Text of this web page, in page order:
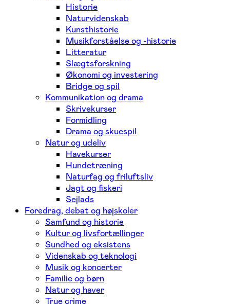
Historie
Naturvidenskab
Kunsthistorie
Musikforståelse og -historie
Litteratur
Slægtsforskning
Økonomi og investering
Bridge og spil
Kommunikation og drama
Skrivekurser
Formidling
Drama og skuespil
Natur og udeliv
Havekurser
Hundetræning
Naturfag og friluftsliv
Jagt og fiskeri
Sejlads
Foredrag, debat og højskoler
Samfund og historie
Kultur og livsfortællinger
Sundhed og eksistens
Videnskab og teknologi
Musik og koncerter
Familie og børn
Natur og haver
True crime